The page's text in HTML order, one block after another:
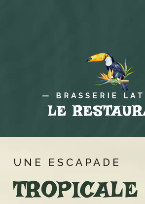
— BRASSERIE
LE
UNE ESCAPADE
TROPICALE